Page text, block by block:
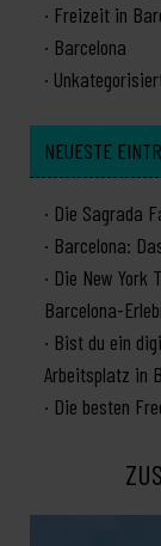
Freizeit in
Barcelona
NEUESTE
Die Sagrada
Barcelona:
Die New York
Barcelona-
Bist du ein
Arbeitsplatz in
Die besten